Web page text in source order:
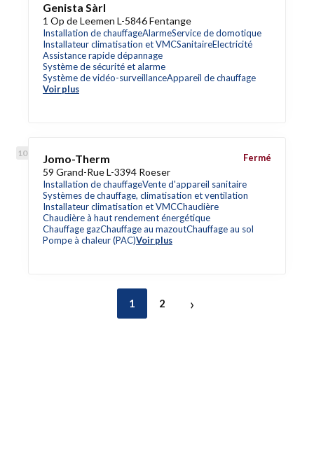
Genista Sàrl
1 Op de Leemen L-5846 Fentange
Installation de chauffageAlarmeService de domotique
Installateur climatisation et VMCSanitaireElectricité
Assistance rapide dépannage
Système de sécurité et alarme
Système de vidéo-surveillanceAppareil de chauffage
Voir plus
Jomo-Therm
59 Grand-Rue L-3394 Roeser
Installation de chauffageVente d'appareil sanitaire
Systèmes de chauffage, climatisation et ventilation
Installateur climatisation et VMCChaudière
Chaudière à haut rendement énergétique
Chauffage gazChauffage au mazoutChauffage au sol
Pompe à chaleur (PAC)Voir plus
Fermé
1 2 ›